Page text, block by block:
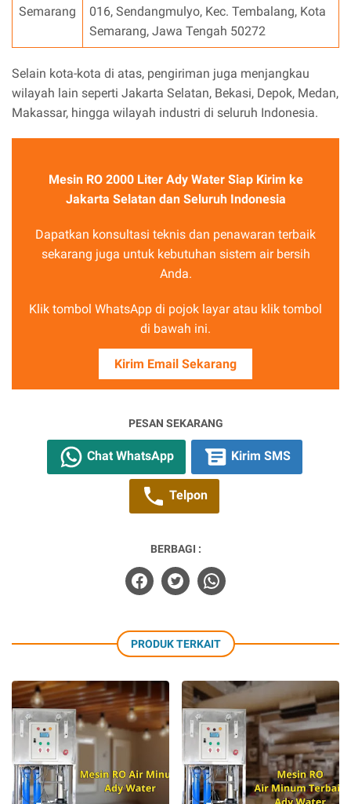
Semarang
016, Sendangmulyo, Kec. Tembalang, Kota
Semarang, Jawa Tengah 50272
Selain kota-kota di atas, pengiriman juga menjangkau
wilayah lain seperti Jakarta Selatan, Bekasi, Depok, Medan,
Makassar, hingga wilayah industri di seluruh Indonesia.
Mesin RO 2000 Liter Ady Water Siap Kirim ke
Jakarta Selatan dan Seluruh Indonesia
Dapatkan konsultasi teknis dan penawaran terbaik
sekarang juga untuk kebutuhan sistem air bersih
Anda.
Klik tombol WhatsApp di pojok layar atau klik tombol
di bawah ini.
Kirim Email Sekarang
PESAN SEKARANG
Chat WhatsApp Kirim SMS
Telpon
BERBAGI :
PRODUK TERKAIT